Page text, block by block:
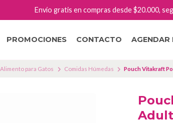
PROMOCIONES CONTACTO AGENDAR
Envío gratis en compras desde $20.000,
Alimento para Gatos Comidas Húmedas Pouch Vitakraft